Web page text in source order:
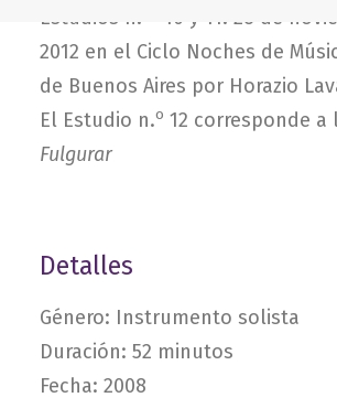
Estudios n.
10 y 11: 28 de
2012 en el Ciclo Noches de
de Buenos Aires por Horazio
El Estudio n.o 12 corresponde a
Fulgurar
Detalles
Género: Instrumento solista
Duración: 52 minutos
Fecha: 2008